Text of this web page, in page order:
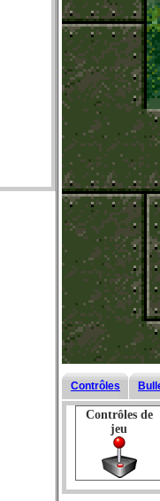
Contrôles
Contrôles de
jeu